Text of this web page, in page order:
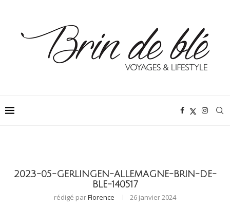
2023-05-GERLINGEN-ALLEMAGNE-BRIN-DE-
BLE-140517
rédigé parFlorence 26 janvier 2024